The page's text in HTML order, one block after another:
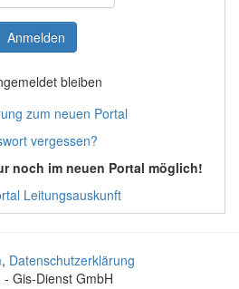
bleiben
zum neuen Portal
vergessen?
noch im neuen Portal möglich!
Leitungsauskunft
, Datenschutzerklärung
Gis-Dienst GmbH